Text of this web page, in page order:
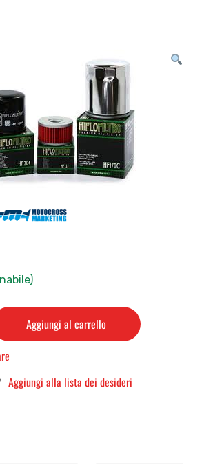
Aggiungi al carrello
Aggiungi alla lista dei desideri